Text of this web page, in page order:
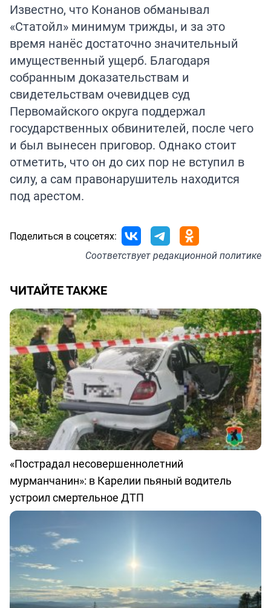
Известно, что Конанов обманывал
«Статойл» минимум трижды, и за это
время нанёс достаточно значительный
имущественный ущерб. Благодаря
собранным доказательствам и
свидетельствам очевидцев суд
Первомайского округа поддержал
государственных обвинителей, после чего
и был вынесен приговор. Однако стоит
отметить, что он до сих пор не вступил в
силу, а сам правонарушитель находится
под арестом.
Поделиться в соцсетях:
Соответствуетредакционной политике
ЧИТАЙТЕ ТАКЖЕ
«Пострадал несовершеннолетний
мурманчанин»: в Карелии пьяный водитель
устроил смертельное ДТП